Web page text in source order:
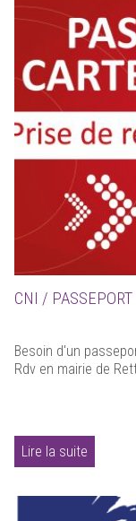
CNI / PASSEPORT
Besoin d'un
Rdv en mairie de
Lire la suite